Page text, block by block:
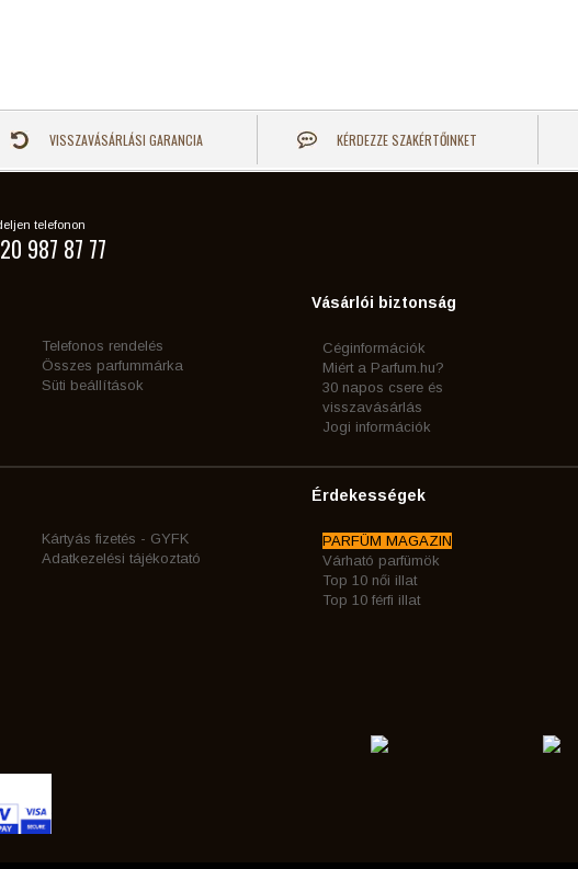
VISSZAVÁSÁRLÁSI GARANCIA KÉRDEZZE SZAKÉRTŐINKET
telefonon
987 87 77
Telefonos rendelés
Összes parfummárka
Süti beállítások
Vásárlói biztonság
Céginformációk
Miért a Parfum.hu?
30 napos csere és
visszavásárlás
Jogi információk
Kártyás fizetés - GYFK
Adatkezelési tájékoztató
Érdekességek
PARFÜM MAGAZIN
Várható parfümök
Top 10 női illat
Top 10 férfi illat